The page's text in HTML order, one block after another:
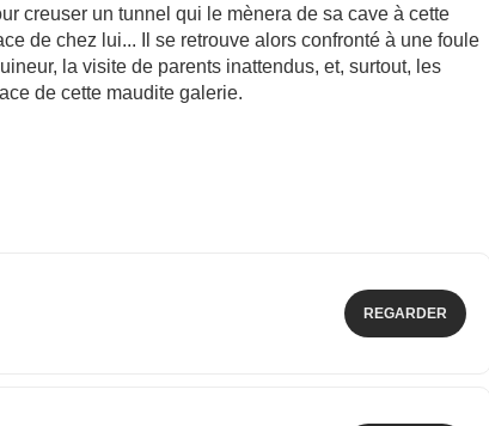
creuser un tunnel qui le mènera de sa cave à cette
de chez lui... Il se retrouve alors confronté à une foule
la visite de parents inattendus, et, surtout, les
de cette maudite galerie.
REGARDER